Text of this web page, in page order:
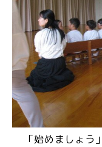
「始めましょう